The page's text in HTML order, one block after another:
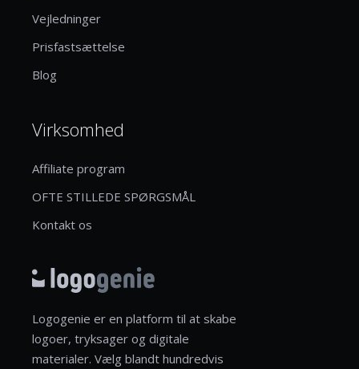
Vejledninger
Prisfastsættelse
Blog
Virksomhed
Affiliate program
OFTE STILLEDE SPØRGSMÅL
Kontakt os
Logogenie er en platform til at skabe
logoer, tryksager og digitale
materialer. Vælg blandt hundredvis